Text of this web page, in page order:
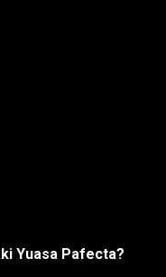
Yuasa Pafecta?